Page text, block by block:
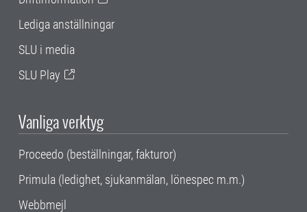
Lediga anställningar
SLU i media
SLU Play
Vanliga verktyg
Proceedo (beställningar, fakturor)
Primula (ledighet, sjukanmälan, lönespec m.m.)
Webbmejl